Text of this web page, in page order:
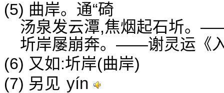
(5) 曲岸。通“碕
汤泉发云潭,焦烟起石圻。
圻岸屡崩奔。——谢灵运《
(6) 又如:圻岸(曲岸)
(7) 另见 yín